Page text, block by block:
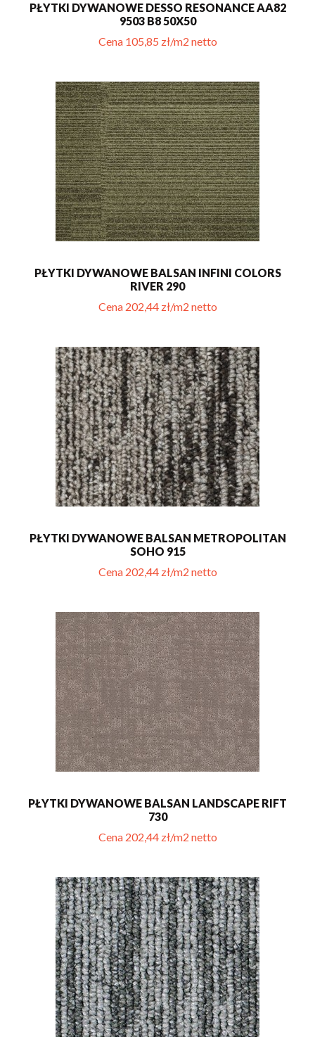
PŁYTKI DYWANOWE DESSO RESONANCE AA82
9503 B8 50X50
Cena 105,85 zł/m2 netto
PŁYTKI DYWANOWE BALSAN INFINI COLORS
RIVER 290
Cena 202,44 zł/m2 netto
PŁYTKI DYWANOWE BALSAN METROPOLITAN
SOHO 915
Cena 202,44 zł/m2 netto
PŁYTKI DYWANOWE BALSAN LANDSCAPE RIFT
730
Cena 202,44 zł/m2 netto